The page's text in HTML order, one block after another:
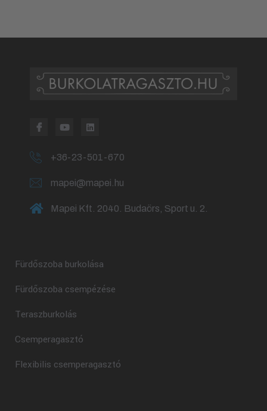
+36-23-501-670
mapei@mapei.hu
Mapei Kft. 2040. Budaörs, Sport u. 2.
Fürdőszoba burkolása
Fürdőszoba csempézése
Teraszburkolás
Csemperagasztó
Flexibilis csemperagasztó